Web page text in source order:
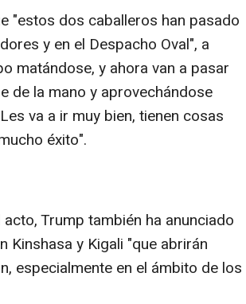
"estos dos caballeros han pasado
y en el Despacho Oval", a
matándose, y ahora van a pasar
de la mano y aprovechándose
va a ir muy bien, tienen cosas
éxito".
Trump también ha anunciado
Kinshasa y Kigali "que abrirán
especialmente en el ámbito de los